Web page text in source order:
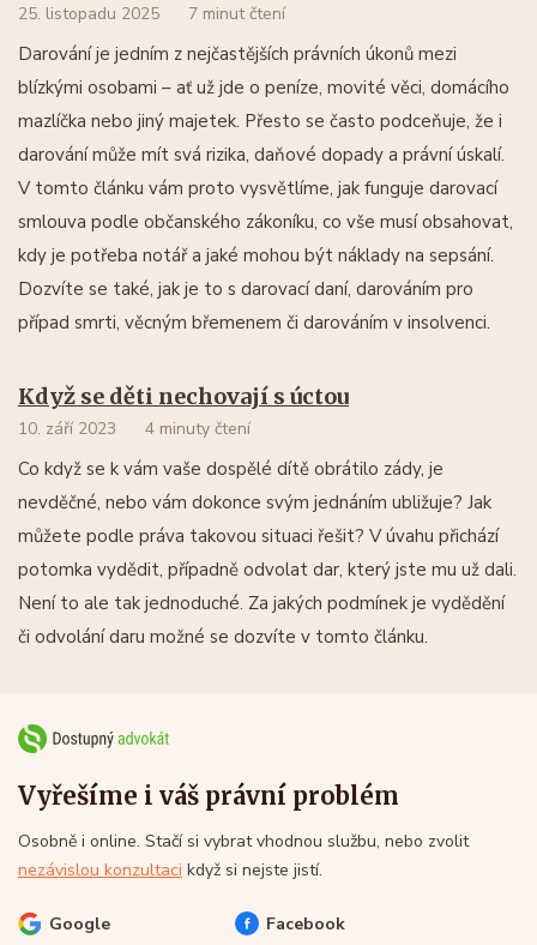
25. listopadu 2025 7 minut čtení
Darování je jedním z nejčastějších právních úkonů mezi
blízkými osobami – ať už jde o peníze, movité věci, domácího
mazlíčka nebo jiný majetek. Přesto se často podceňuje, že i
darování může mít svá rizika, daňové dopady a právní úskalí.
V tomto článku vám proto vysvětlíme, jak funguje darovací
smlouva podle občanského zákoníku, co vše musí obsahovat,
kdy je potřeba notář a jaké mohou být náklady na sepsání.
Dozvíte se také, jak je to s darovací daní, darováním pro
případ smrti, věcným břemenem či darováním v insolvenci.
Když se děti nechovají s úctou
10. září 2023 4 minuty čtení
Co když se k vám vaše dospělé dítě obrátilo zády, je
nevděčné, nebo vám dokonce svým jednáním ubližuje? Jak
můžete podle práva takovou situaci řešit? V úvahu přichází
potomka vydědit, případně odvolat dar, který jste mu už dali.
Není to ale tak jednoduché. Za jakých podmínek je vydědění
či odvolání daru možné se dozvíte v tomto článku.
Vyřešíme i váš právní problém
Osobně i online. Stačí si vybrat vhodnou službu, nebo zvolit
nezávislou konzultaci když si nejste jistí.
Google Facebook